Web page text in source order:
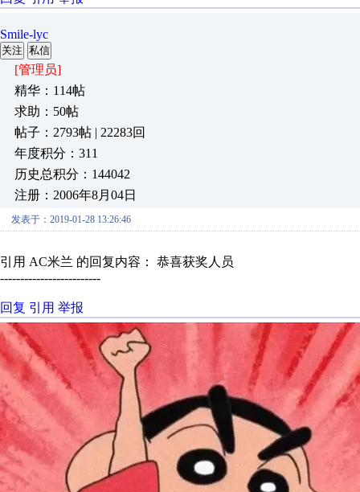
Smile-lyc
关注 私信
[管理员]
精华：114帖
求助：50帖
帖子：2793帖 | 22283回
年度积分：311
历史总积分：144042
注册：2006年8月04日
发表于：2019-01-28 13:26:46
引用 AC米兰 的回复内容： 恭喜获奖人员
-------------------------
回复 引用 举报